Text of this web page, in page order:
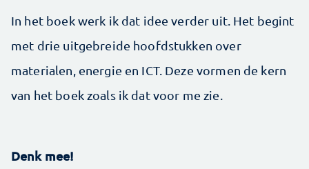
In het boek werk ik dat idee verder uit. Het begint
met drie uitgebreide hoofdstukken over
materialen, energie en ICT. Deze vormen de kern
van het boek zoals ik dat voor me zie.
Denk mee!